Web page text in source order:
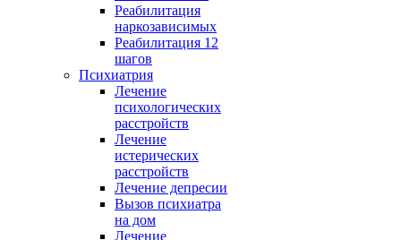
Реабилитация
наркозависимых
Реабилитация 12
шагов
Психиатрия
Лечение
психологических
расстройств
Лечение
истерических
расстройств
Лечение депресии
Вызов психиатра
на дом
Лечение